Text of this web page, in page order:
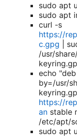
sudo apt
sudo apt
curl -s
https://
c.gpg |
/usr/
echo
by=/usr/
https://
an stable
/etc/apt/
sudo apt